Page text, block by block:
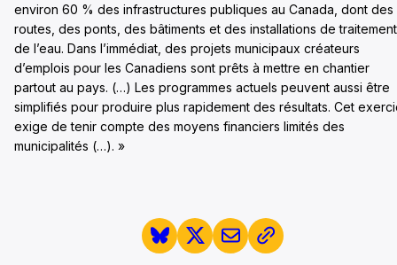
environ 60 % des infrastructures publiques au Canada, dont des
routes, des ponts, des bâtiments et des installations de traitement
de l’eau. Dans l’immédiat, des projets municipaux créateurs
d’emplois pour les Canadiens sont prêts à mettre en chantier
partout au pays. (…) Les programmes actuels peuvent aussi être
simplifiés pour produire plus rapidement des résultats. Cet
exige de tenir compte des moyens financiers limités des
municipalités (…). »